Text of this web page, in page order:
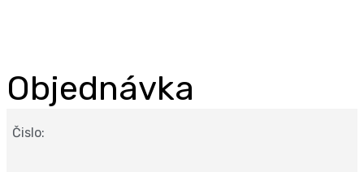
Objednávka
Čislo: